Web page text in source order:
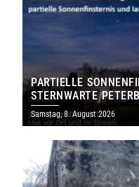
PARTIELLE
STERNWARTE
IHRE TORE
Samstag, 8. August 2026